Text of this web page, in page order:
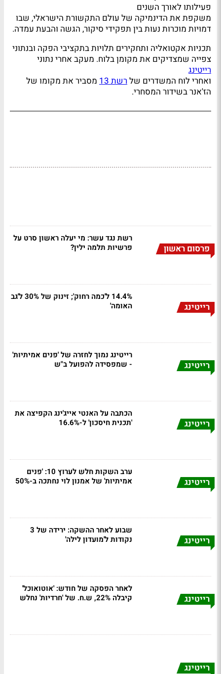
פעילותו לאורך השנים
משקפת את הדינמיקה של עולם התקשורת הישראלי, שבו
דמויות מוכרות נעות בין תפקידי סיקור, הגשה והבעת עמדה.
תכניות אקטואליה ותחקירים תלויות בתקציבי הפקה ובנתוני
צפייה שמצדיקים את מקומן בלוח. מעקב אחרי נתוני
רייטינג
ואחרי לוח המשדרים שלרשת 13
מסביר את מקומו של
הז'אנר בשידור המסחרי.
פרסום ראשון
רשת נגד עשר: מי יעלה ראשון סרט על
פרשיות תלמה ילין?
רייטינג
14.4% ל'כמה רחוק'; זינוק של 30% ל'גב
האומה'
רייטינג
רייטינג נמוך לחזרה של 'פנים אמיתיות'
- שמפסידה להפועל ב"ש
רייטינג
הכתבה על האנטי אייג'ינג הקפיצה את
'תכנית חיסכון' ל-16.6%
רייטינג
ערב השקות חלש לערוץ 10: 'פנים
אמיתיות' של אמנון לוי נחתכה ב-50%
רייטינג
שבוע לאחר ההשקה: ירידה של 3
נקודות ל'מועדון לילה'
רייטינג
לאחר הפסקה של חודש: 'אוטואוכל'
קיבלה 22%, ש.ח. של 'חרדיות' נחלש
רייטינג